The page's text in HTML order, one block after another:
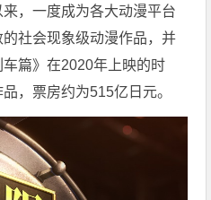
来，一度成为各大动漫平台
社会现象级动漫作品，并
篇》在2020年上映的时
，票房约为515亿日元。